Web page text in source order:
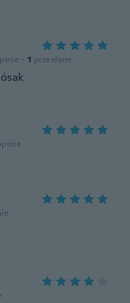
· 1 przesłane